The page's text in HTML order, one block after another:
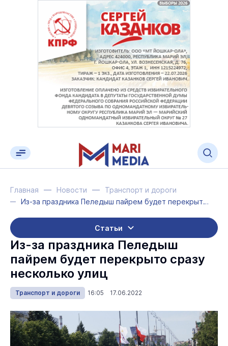
Главная Новости
Транспорт и дороги
Из-за праздника Пеледыш пайрем будет перекрыто сразу несколько улиц
Статьи
Из-за праздника Пеледыш
пайрем будет перекрыто сразу
несколько улиц
Транспорт и дороги 16:05 17.06.2022